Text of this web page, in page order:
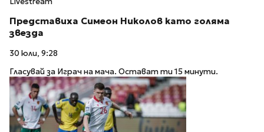
Представиха Симеон Николов като голяма
звезда
30 юли, 9:28
Гласувай за Играч на мача. Остават ти 15 минути.